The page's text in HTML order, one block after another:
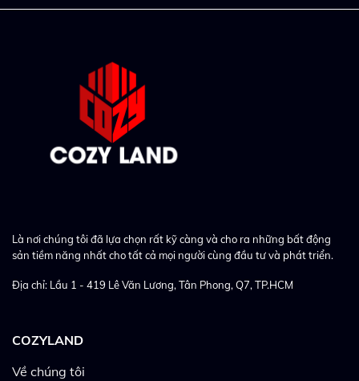
Là nơi chúng tôi đã lựa chọn rất kỹ càng và cho ra những bất động
sản tiềm năng nhất cho tất cả mọi người cùng đầu tư và phát triển.
Địa chỉ: Lầu 1 - 419 Lê Văn Lương, Tân Phong, Q7, TP.HCM
COZYLAND
Về chúng tôi